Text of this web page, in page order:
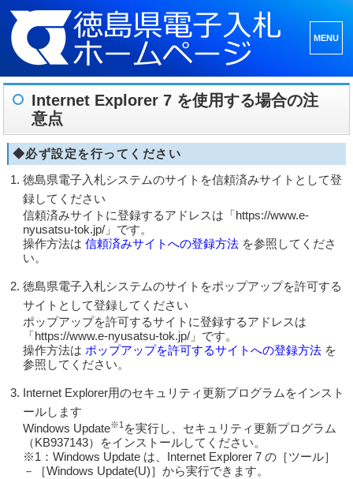
ーとウ
ィジェ
ット
Internet Explorer 7 を使用する場合の注
意点
◆必ず設定を行ってください
徳島県電子入札システムのサイトを信頼済みサイトとして登
録してください
信頼済みサイトに登録するアドレスは「https://www.e-
nyusatsu-tok.jp/」です。
操作方法は 信頼済みサイトへの登録方法を参照してくださ
い。
徳島県電子入札システムのサイトをポップアップを許可する
サイトとして登録してください
ポップアップを許可するサイトに登録するアドレスは
「https://www.e-nyusatsu-tok.jp/」です。
操作方法は ポップアップを許可するサイトへの登録方法を
参照してください。
Internet Explorer用のセキュリティ更新プログラムをインスト
ールします
Windows Update※1を実行し、セキュリティ更新プログラム
（KB937143）をインストールしてください。
※1：Windows Update は、Internet Explorer 7 の［ツール］
－［Windows Update(U)］から実行できます。